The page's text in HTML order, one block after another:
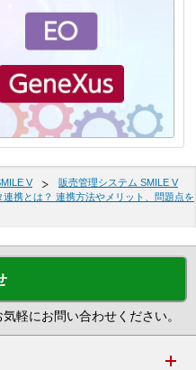
V
販売管理システム SMILE V
連携とは？ 連携方法やメリット、問題点を
軽にお問い合わせください。